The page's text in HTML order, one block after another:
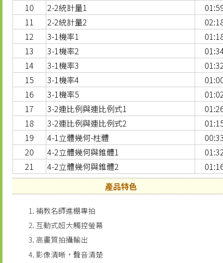
10
2-2統計量1
11
2-2統計量2
12
3-1機率1
13
3-1機率2
14
3-1機率3
15
3-1機率4
16
3-1機率5
17
3-2連比例與連比例式1
18
3-2連比例與連比例式2
19
4-1立體幾何-柱體
20
4-2立體幾何與錐體1
21
4-2立體幾何與錐體2
產品特色
補教名師進棚專拍
互動式超大觸控螢幕
高畫質拍攝輸出
影像清晰，聲音清楚